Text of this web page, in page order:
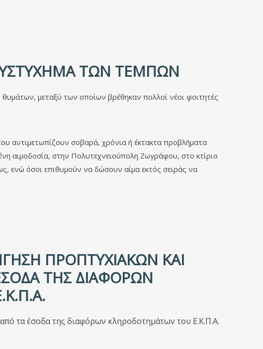
ΤΩΝ ΤΕΜΠΏΝ
μεταξύ των οποίων βρέθηκαν πολλοί νέοι φοιτητές
αντιμετωπίζουν σοβαρά, χρόνια ή έκτακτα προβλήματα
αιμοδοσία, στην Πολυτεχνειούπολη Ζωγράφου, στο κτίριο
ενώ όσοι επιθυμούν να δώσουν αίμα εκτός σειράς να
ΠΡΟΠΤΥΧΙΑΚΏΝ ΚΑΙ
ΤΗΣ ΔΙΑΦΌΡΩΝ
τα έσοδα της διαφόρων κληροδοτημάτων του Ε.Κ.Π.Α.